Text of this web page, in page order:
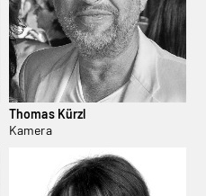
Thomas Kürzl
Kamera